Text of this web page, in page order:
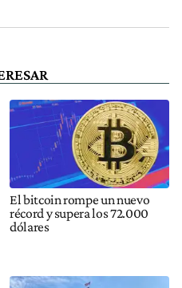
El bitcoin rompe un nuevo
récord y supera los 72.000
dólares